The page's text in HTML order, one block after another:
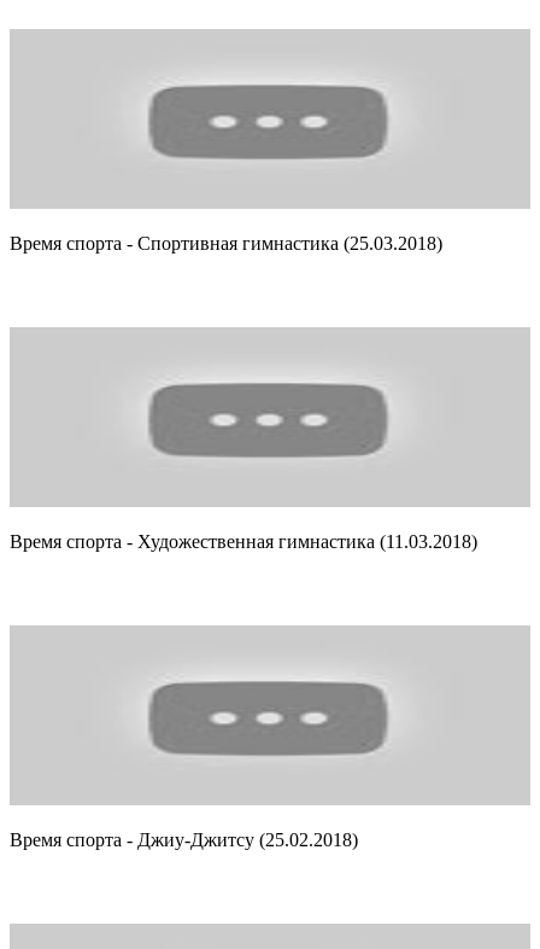
Время спорта - Спортивная гимнастика (25.03.2018)
Время спорта - Художественная гимнастика (11.03.2018)
Время спорта - Джиу-Джитсу (25.02.2018)